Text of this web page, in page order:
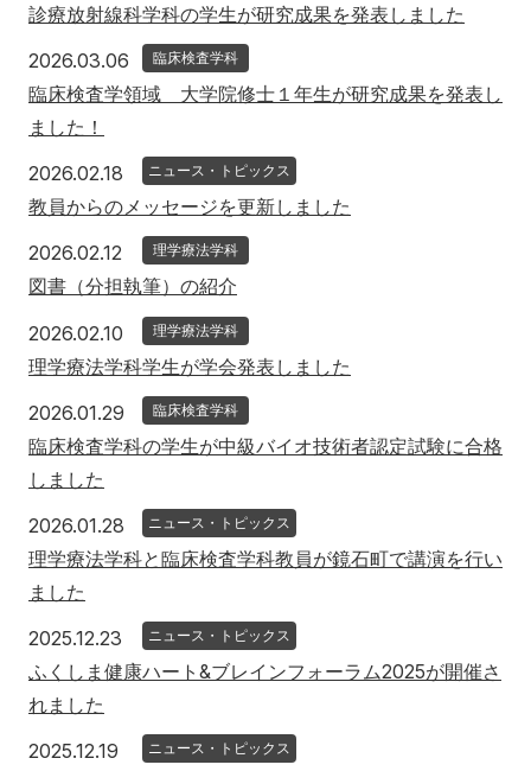
診療放射線科学科の学生が研究成果を発表しました
2026.03.06 2026年3月6日
臨床検査学科
臨床検査学領域 大学院修士１年生が研究成果を発表し
ました！
2026.02.18 2026年2月18日
ニュース・トピックス
教員からのメッセージを更新しました
2026.02.12 2026年2月12日
理学療法学科
図書（分担執筆）の紹介
2026.02.10 2026年2月10日
理学療法学科
理学療法学科学生が学会発表しました
2026.01.29 2026年1月29日
臨床検査学科
臨床検査学科の学生が中級バイオ技術者認定試験に合格
しました
2026.01.28 2026年1月28日
ニュース・トピックス
理学療法学科と臨床検査学科教員が鏡石町で講演を行い
ました
2025.12.23 2025年12月23日
ニュース・トピックス
ふくしま健康ハート&ブレインフォーラム2025が開催さ
れました
2025.12.19 2025年12月19日
ニュース・トピックス